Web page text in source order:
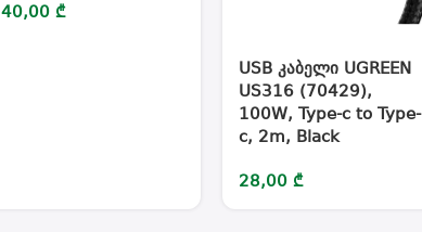
40,00 ₾
USB კაბელი UGREEN
US316 (70429),
100W, Type-c to Type-
c, 2m, Black
28,00 ₾